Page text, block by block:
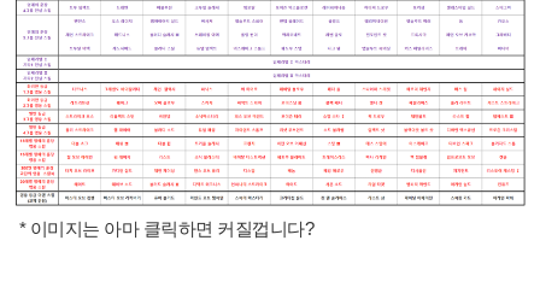
* 이미지는 아마 클릭하면 커질껍니다?